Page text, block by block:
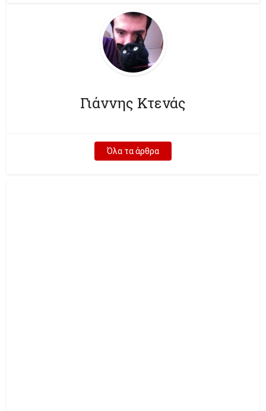
Γιάννης Κτενάς
Όλα τα άρθρα